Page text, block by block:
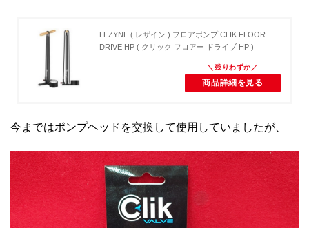
LEZYNE ( レザイン ) フロアポンプ CLIK FLOOR
DRIVE HP ( クリック フロアー ドライブ HP )
商品詳細を見る
今まではポンプヘッドを交換して使用していましたが、